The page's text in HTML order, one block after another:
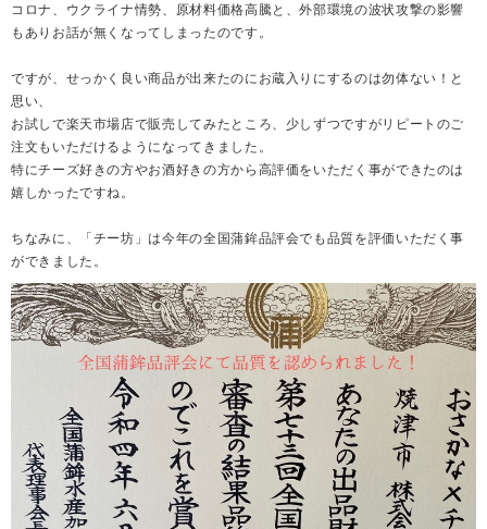
コロナ、ウクライナ情勢、原材料価格高騰と、外部環境の波状攻撃の影響
もありお話が無くなってしまったのです。
ですが、せっかく良い商品が出来たのにお蔵入りにするのは勿体ない！と
思い、
お試しで楽天市場店で販売してみたところ、少しずつですがリピートのご
注文もいただけるようになってきました。
特にチーズ好きの方やお酒好きの方から高評価をいただく事ができたのは
嬉しかったですね。
ちなみに、「チー坊」は今年の全国蒲鉾品評会でも品質を評価いただく事
ができました。